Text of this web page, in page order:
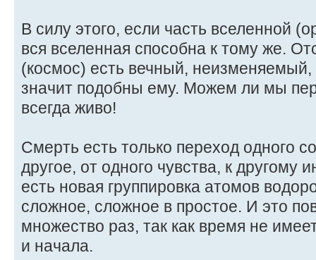
В силу этого, если часть вселенной
вся вселенная способна к тому же.
(космос) есть вечный,
значит подобны ему. Можем ли мы
всегда живо!
Смерть есть только переход одного
другое, от одного чувства, к другому
есть новая группировка атомов
сложное, сложное в простое. И это
множество раз, так как время не
и начала.